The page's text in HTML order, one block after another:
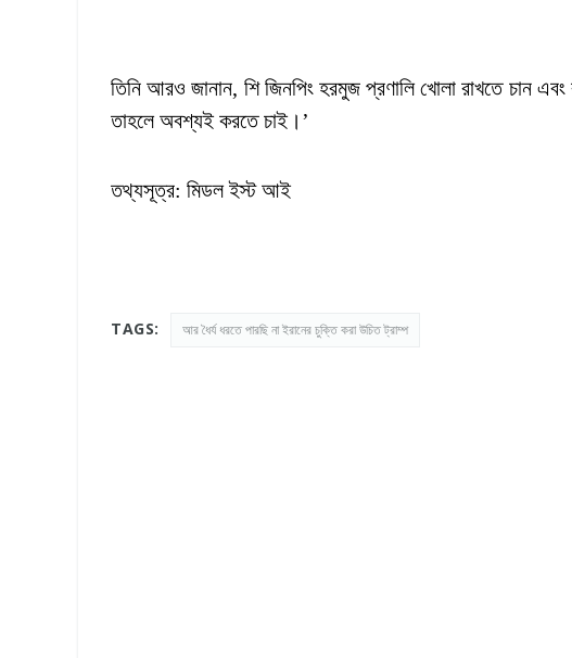
তিনি আরও জানান, শি জিনপিং হরমুজ প্রণালি খোলা রাখতে চান
তাহলে অবশ্যই করতে চাই।’
তথ্যসূত্র: মিডল ইস্ট আই
TAGS: আর ধৈর্য ধরতে পারছি না ইরানের চুক্তি করা উচিত ট্রাম্প